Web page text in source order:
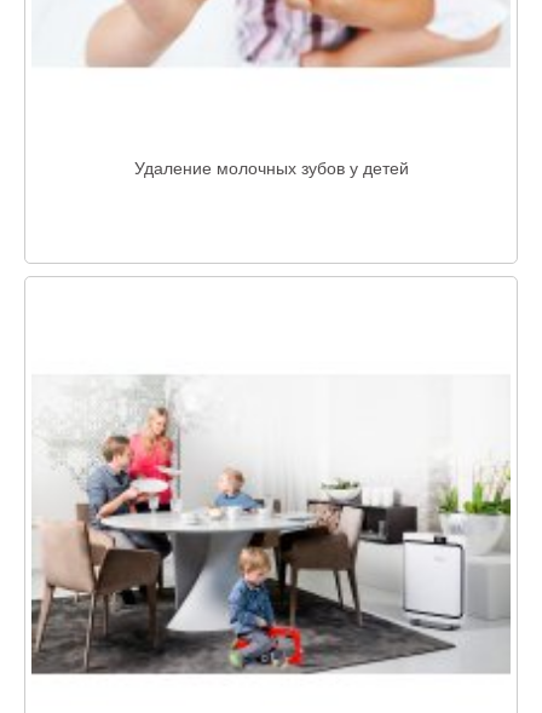
Удаление молочных зубов у детей